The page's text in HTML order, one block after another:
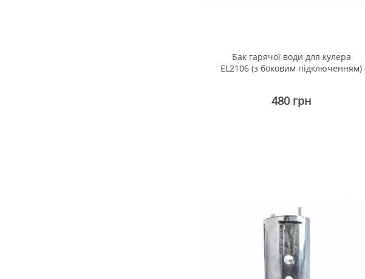
Бак гарячої води для кулера
EL2106 (з боковим підключенням)
480 грн